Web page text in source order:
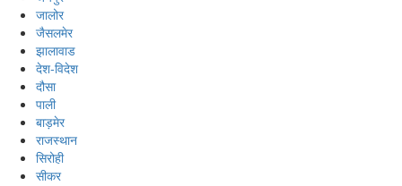
जालोर
जैसलमेर
झालावाड
देश-विदेश
दौसा
पाली
बाड़मेर
राजस्थान
सिरोही
सीकर